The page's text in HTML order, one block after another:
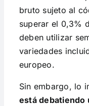
bruto sujeto al
superar el 0,3%
deben utilizar
variedades
europeo.
Sin embargo, lo
está debatiendo